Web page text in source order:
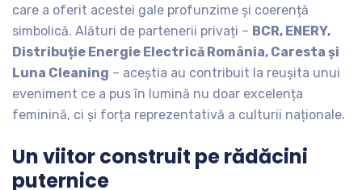
care a oferit acestei gale profunzime și coerență
simbolică. Alături de partenerii privați – BCR, ENERY,
Distribuție Energie Electrică România, Caresta și
Luna Cleaning – aceștia au contribuit la reușita unui
eveniment ce a pus în lumină nu doar excelența
feminină, ci și forța reprezentativă a culturii naționale.
Un viitor construit pe rădăcini
puternice